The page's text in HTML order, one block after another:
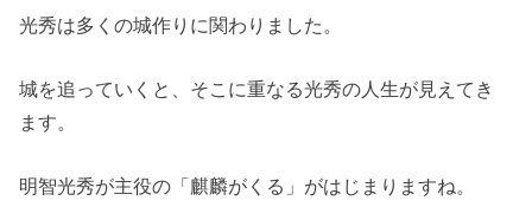
光秀は多くの城作りに関わりました。
城を追っていくと、そこに重なる光秀の人生が見えてき
ます。
明智光秀が主役の「麒麟がくる」がはじまりますね。